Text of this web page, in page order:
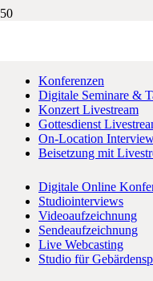
Konferenzen
Digitale Seminare &
Konzert Livestream
Gottesdienst
On-Location
Beisetzung mit
Digitale Online
Studiointerviews
Videoaufzeichnung
Sendeaufzeichnung
Live Webcasting
Studio für